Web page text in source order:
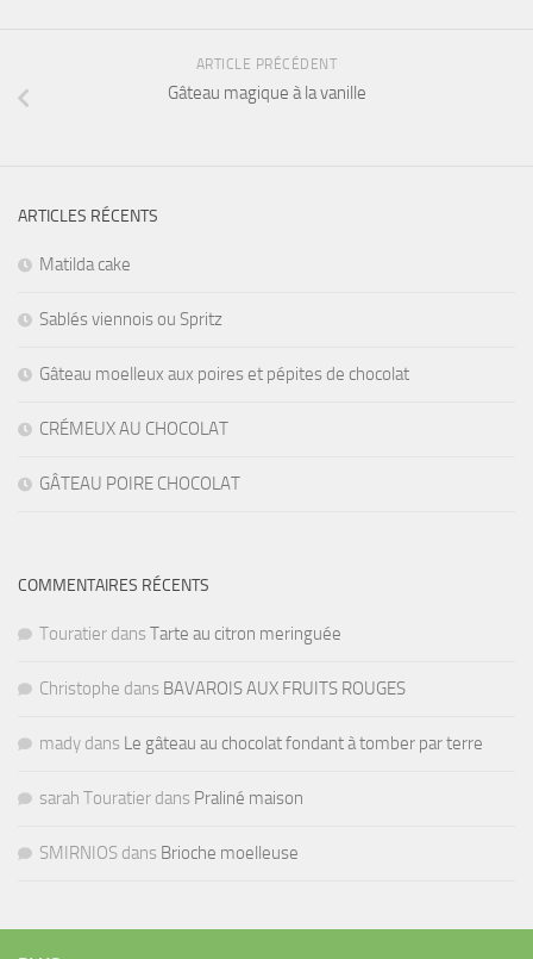
ARTICLE PRÉCÉDENT
Gâteau magique à la vanille
ARTICLES RÉCENTS
Matilda cake
Sablés viennois ou Spritz
Gâteau moelleux aux poires et pépites de chocolat
CRÉMEUX AU CHOCOLAT
GÂTEAU POIRE CHOCOLAT
COMMENTAIRES RÉCENTS
Touratier dans Tarte au citron meringuée
Christophe dans BAVAROIS AUX FRUITS ROUGES
mady dans Le gâteau au chocolat fondant à tomber par terre
sarah Touratier dans Praliné maison
SMIRNIOS dans Brioche moelleuse